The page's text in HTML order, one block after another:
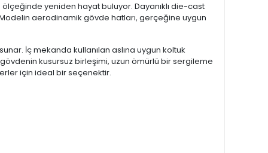
ölçeğinde yeniden hayat buluyor. Dayanıklı die-cast
aerodinamik gövde hatları, gerçeğine uygun
İç mekanda kullanılan aslına uygun koltuk
kusursuz birleşimi, uzun ömürlü bir sergileme
için ideal bir seçenektir.